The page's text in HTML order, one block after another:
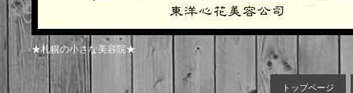
★札幌の小さな美容院★
トップページ